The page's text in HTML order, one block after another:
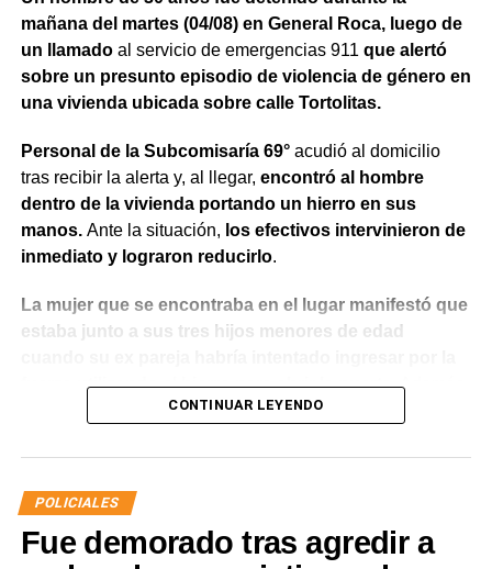
mañana del martes (04/08) en General Roca, luego de
un llamadoal servicio de emergencias 911que alertó
sobre un presunto episodio de violencia de género en
una vivienda ubicada sobre calle Tortolitas.
Personal de la Subcomisaría 69°acudió al domicilio
tras recibir la alerta y, al llegar, encontró al hombre
dentro de la vivienda portando un hierro en sus
manos. Ante la situación, los efectivos intervinieron de
inmediato y lograron reducirlo.
La mujer que se encontraba en el lugar manifestó que
estaba junto a sus tres hijos menores de edad
fuerza utilizando el hierro para abrir la puerta.Además,
indicó que meses atrás había radicado una denuncia
de acercamiento vigente, aunque en ese momento no
contaba con la documentación que acreditara la medida
judicial.
Luego de controlar la situación, el personal policial dio
CONTINUAR LEYENDO
POLICIALES
Fue demorado tras agredir a